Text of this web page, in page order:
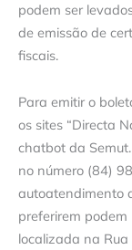
podem ser
de emissão de
fiscais.
Para emitir o
os sites “Directa
chatbot da
no número (84)
autoatendimento
preferirem
localizada na Rua